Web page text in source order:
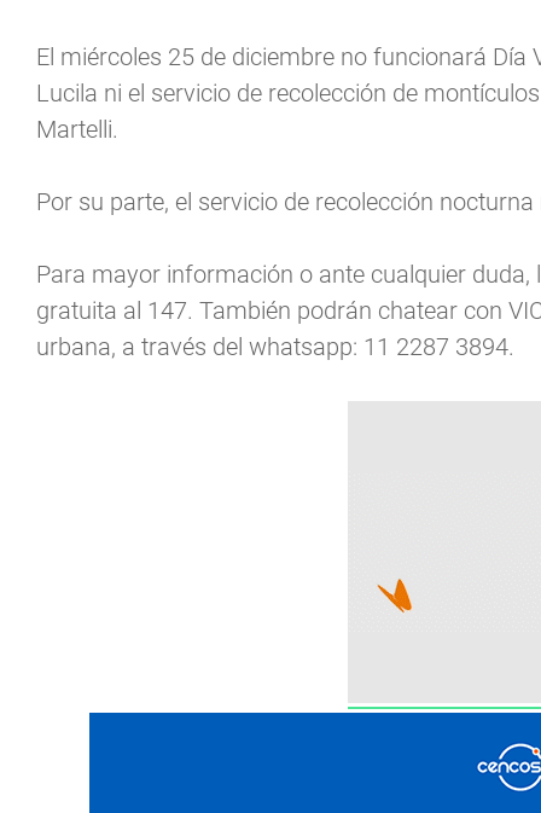
El miércoles 25 de diciembre no funcionará Día
Lucila ni el servicio de recolección de
Martelli.
Por su parte, el servicio de recolección
Para mayor información o ante cualquier
gratuita al 147. También podrán chatear con
urbana, a través del whatsapp: 11 2287 3894.